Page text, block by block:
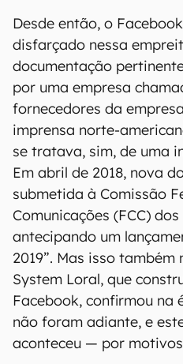
Desde então, o
disfarçado nessa
documentação
por uma empresa
fornecedores da
imprensa norte-
se tratava, sim, de uma
Em abril de 2018, nova
submetida à Comissão
Comunicações (FCC)
antecipando um
2019”. Mas isso
System Loral, que
Facebook, confirmou na
não foram adiante, e
aconteceu — por